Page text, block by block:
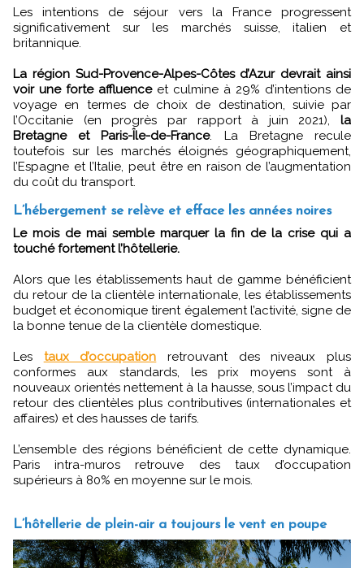
Les intentions de séjour vers la France progressent
significativement sur les marchés suisse, italien et
britannique.
La région Sud-Provence-Alpes-Côtes d’Azur devrait ainsi
voir une forte affluenceet culmine à 29% d’intentions de
voyage en termes de choix de destination, suivie par
l’Occitanie (en progrès par rapport à juin 2021), la
Bretagne et Paris-Île-de-France. La Bretagne recule
toutefois sur les marchés éloignés géographiquement,
l’Espagne et l’Italie, peut être en raison de l’augmentation
du coût du transport.
L’hébergement se relève et efface les années noires
Le mois de mai semble marquer la fin de la crise qui a
touché fortement l’hôtellerie.
Alors que les établissements haut de gamme bénéficient
du retour de la clientèle internationale, les établissements
budget et économique tirent également l’activité, signe de
la bonne tenue de la clientèle domestique.
Les taux d’occupation retrouvant des niveaux plus
conformes aux standards, les prix moyens sont à
nouveaux orientés nettement à la hausse, sous l’impact du
retour des clientèles plus contributives (internationales et
affaires) et des hausses de tarifs.
L’ensemble des régions bénéficient de cette dynamique.
Paris intra-muros retrouve des taux d’occupation
supérieurs à 80% en moyenne sur le mois.
L’hôtellerie de plein-air a toujours le vent en poupe